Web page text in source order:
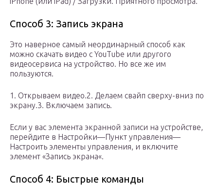
Способ 3: Запись экрана
Это наверное самый неординарный способ как
можно скачать видео с YouTube или другого
видеосервиса на устройство. Но все же им
пользуются.
1. Открываем видео.2. Делаем свайп сверху-вниз по
экрану.3. Включаем запись.
Если у вас элемента экранной записи на устройстве,
перейдите в Настройки—Пункт управления—
Настроить элементы управления, и включите
элемент «Запись экрана«.
Способ 4: Быстрые команды